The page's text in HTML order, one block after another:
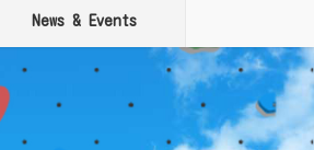
News & Events